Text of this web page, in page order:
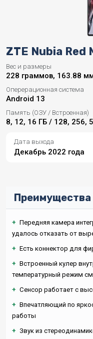
ZTE Nubia Red
Вес и размеры
228 граммов, 163.88
Оперерационная система
Android 13
Память (ОЗУ / Встроенная)
8, 12, 16 ГБ / 128, 256,
Дата выхода
Декабрь 2022 года
Преимущества
+ Передняя камера
удалось отказать от
+ Есть коннектор для
+ Встроенный кулер
температурный режим
+ Сенсор работает с
+ Впечатляющий по
работы
+ Звук из